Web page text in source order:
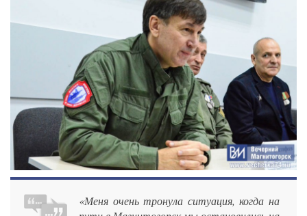
«Меня очень тронула ситуация, когда на